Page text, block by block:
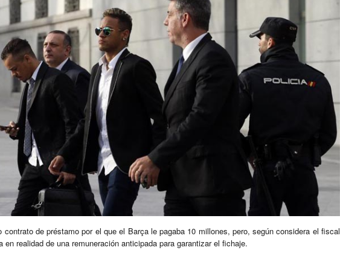
de préstamo por el que el Barça le pagaba 10 millones, pero, según considera el fiscal
realidad de una remuneración anticipada para garantizar el fichaje.